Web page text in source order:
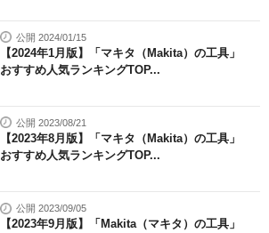
公開 2024/01/15
【2024年1月版】「マキタ（Makita）の工具」
おすすめ人気ランキングTOP...
公開 2023/08/21
【2023年8月版】「マキタ（Makita）の工具」
おすすめ人気ランキングTOP...
公開 2023/09/05
【2023年9月版】「Makita（マキタ）の工具」